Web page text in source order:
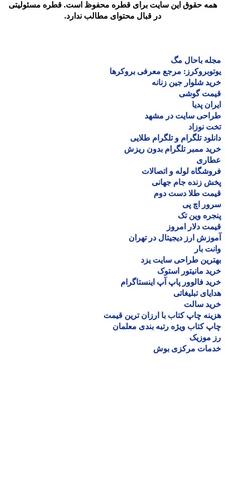
حقوق این سایت برای قطره محفوظ است. قطره مسئولیتی
در قبال محتوای مطالب ندارد.
باحال مگ
مرجع معرفی بروکرها
شلوار جین زنانه
گوشی
پدیا
سایت در مشهد
نوزاد
تلگرام و تلگرام طلایی
ممبر تلگرام بدون ریزش
لوله و اتصالات
زنده جام جهانی
طلا دست دوم
اچ پی
وین تک
دلار امروز
ارز دیجیتال در تهران
بار
طراحی سایت یزد
مانیتور استوک
فالوور پاپ آپ اینستاگرام
تبلیغاتی
سالت
چاپ کتاب با ارزان ترین قیمت
کتاب ویژه رتبه بندی معلمان
موزیک
مرکزی بوش